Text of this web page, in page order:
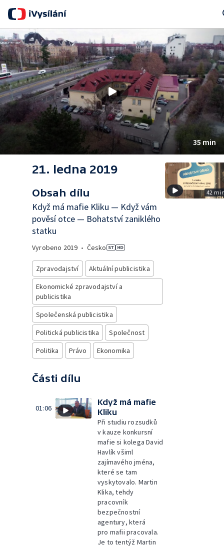
35 min
21. ledna 2019
Obsah dílu
Když má mafie Kliku — Když vám
pověsí otce — Bohatství zaniklého
statku
Vyrobeno 2019 • Česko
Zpravodajství
Aktuální publicistika
Ekonomické zpravodajství a
publicistika
Společenská publicistika
Politická publicistika
Společnost
Politika
Právo Ekonomika
Části dílu
01:06
Když má mafie
Kliku
Při studiu rozsudků
v kauze konkursní
mafie si kolega David
Havlík všiml
zajímavého jména,
které se tam
vyskytovalo. Martin
Klika, tehdy
pracovník
bezpečnostní
agentury, která
pro mafii pracovala.
Je to tentýž Martin
42